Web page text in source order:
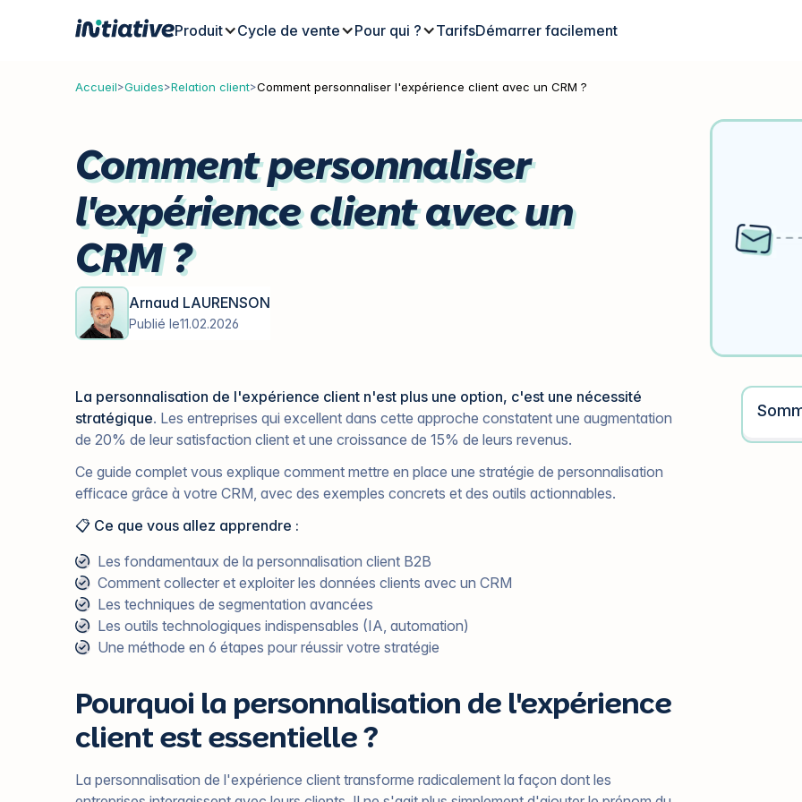
Produit Cycle de vente Pour qui ? TarifsDémarrer facilement
Accueil>Guides>Relation client>Comment personnaliser l'expérience client avec un CRM ?
Comment personnaliser
l'expérience client avec un
CRM ?
Arnaud LAURENSON
Publié le11.02.2026
La personnalisation de l'expérience client n'est plus une option, c'est une nécessité
stratégique. Les entreprises qui excellent dans cette approche constatent une augmentation
de 20% de leur satisfaction client et une croissance de 15% de leurs revenus.
Ce guide complet vous explique comment mettre en place une stratégie de personnalisation
efficace grâce à votre CRM, avec des exemples concrets et des outils actionnables.
📋 Ce que vous allez apprendre :
Les fondamentaux de la personnalisation client B2B
Comment collecter et exploiter les données clients avec un CRM
Les techniques de segmentation avancées
Les outils technologiques indispensables (IA, automation)
Une méthode en 6 étapes pour réussir votre stratégie
Pourquoi la personnalisation de l'expérience
client est essentielle ?
La personnalisation de l'expérience client transforme radicalement la façon dont les